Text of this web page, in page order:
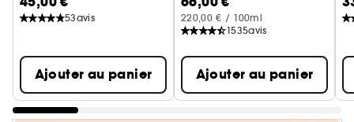
53avis
Ajouter au panier
220,00 € / 100ml
1535avis
Ajouter au panier